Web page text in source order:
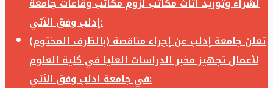
إدلب وفق الآتي:
تعلن جامعة إدلب عن إجراء مناقصة (بالظرف المختوم)
لأعمال تجهيز مخبر الدراسات العليا في كلية العلوم
في جامعة ادلب وفق الآتي: